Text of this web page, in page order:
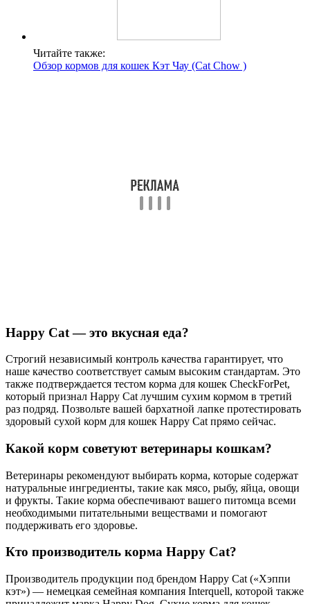
Читайте также:
Обзор кормов для кошек Кэт Чау (Сat Сhow )
Happy Cat — это вкусная еда?
Строгий независимый контроль качества гарантирует, что
наше качество соответствует самым высоким стандартам. Это
также подтверждается тестом корма для кошек CheckForPet,
который признал Happy Cat лучшим сухим кормом в третий
раз подряд. Позвольте вашей бархатной лапке протестировать
здоровый сухой корм для кошек Happy Cat прямо сейчас.
Какой корм советуют ветеринары кошкам?
Ветеринары рекомендуют выбирать корма, которые содержат
натуральные ингредиенты, такие как мясо, рыбу, яйца, овощи
и фрукты. Такие корма обеспечивают вашего питомца всеми
необходимыми питательными веществами и помогают
поддерживать его здоровье.
Кто производитель корма Happy Cat?
Производитель продукции под брендом Happy Cat («Хэппи
кэт») — немецкая семейная компания Interquell, которой также